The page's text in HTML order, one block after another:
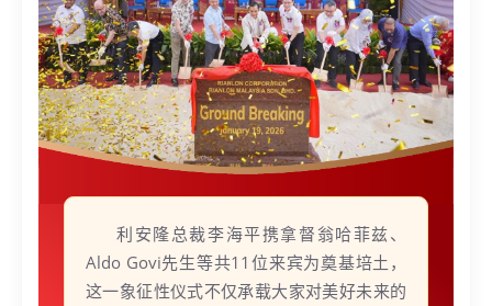
利安隆总裁李海平携拿督翁哈菲兹、
Aldo Govi先生等共11位来宾为奠基培土，
这一象征性仪式不仅承载大家对美好未来的